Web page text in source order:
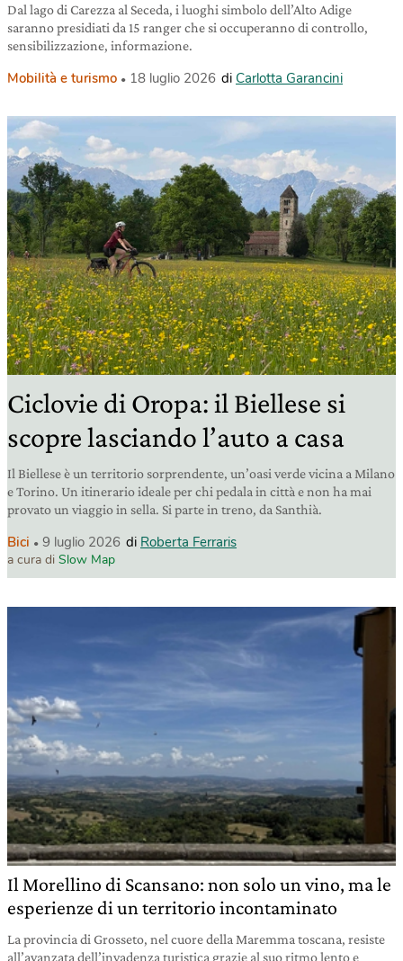
Dal lago di Carezza al Seceda, i luoghi simbolo dell’Alto Adige
saranno presidiati da 15 ranger che si occuperanno di controllo,
sensibilizzazione, informazione.
Mobilità e turismo 18 luglio 2026 di Carlotta Garancini
Ciclovie di Oropa: il Biellese si
scopre lasciando l’auto a casa
Il Biellese è un territorio sorprendente, un’oasi verde vicina a Milano
e Torino. Un itinerario ideale per chi pedala in città e non ha mai
provato un viaggio in sella. Si parte in treno, da Santhià.
Bici 9 luglio 2026 di Roberta Ferraris
a cura di Slow Map
Il Morellino di Scansano: non solo un vino, ma le
esperienze di un territorio incontaminato
La provincia di Grosseto, nel cuore della Maremma toscana, resiste
all’avanzata dell’invadenza turistica grazie al suo ritmo lento e